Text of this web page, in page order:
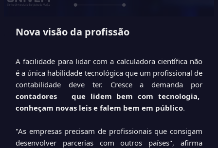
Nova visão da profissão
A facilidade para lidar com a calculadora científica não
é a única habilidade tecnológica que um profissional de
contabilidade deve ter. Cresce a demanda por
contadores que lidem bem com tecnologia,
conheçam novas leis e falem bem em público.
"As empresas precisam de profissionais que consigam
desenvolver parcerias com outros países", afirma